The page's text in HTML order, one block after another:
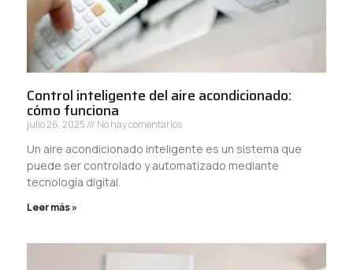
Control inteligente del aire acondicionado:
cómo funciona
julio 26, 2025 No hay comentarios
Un aire acondicionado inteligente es un sistema que
puede ser controlado y automatizado mediante
tecnología digital.
Leer más »